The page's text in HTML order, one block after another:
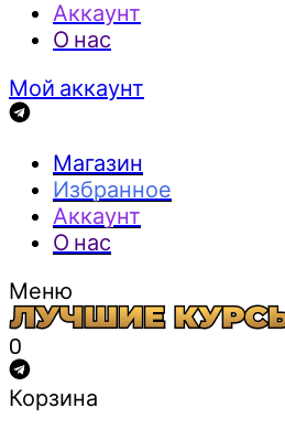
Аккаунт
О нас
Мой аккаунт
Магазин
Избранное
Аккаунт
О нас
Меню
0
Корзина